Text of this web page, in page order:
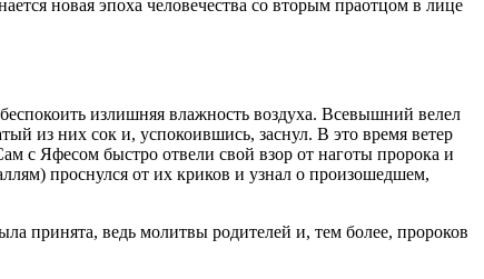
новая эпоха человечества со вторым праотцом в лице
излишняя влажность воздуха. Всевышний велел
из них сок и, успокоившись, заснул. В это время ветер
с Яфесом быстро отвели свой взор от наготы пророка и
проснулся от их криков и узнал о произошедшем,
принята, ведь молитвы родителей и, тем более, пророков